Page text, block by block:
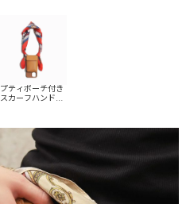
プティポーチ付き
スカーフハンドル